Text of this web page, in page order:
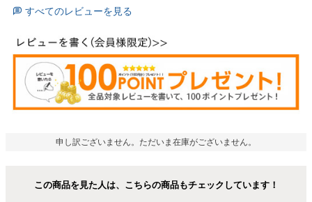
すべてのレビューを見る
申し訳ございません。ただいま在庫がございません。
この商品を見た人は、こちらの商品もチェックしています！